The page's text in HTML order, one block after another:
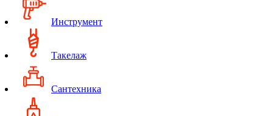
Инструмент
Такелаж
Сантехника